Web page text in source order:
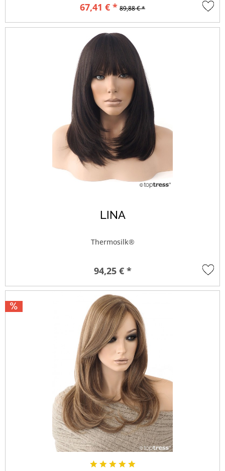
67,41 € * 89,88 € *
LINA
Thermosilk®
94,25 € *